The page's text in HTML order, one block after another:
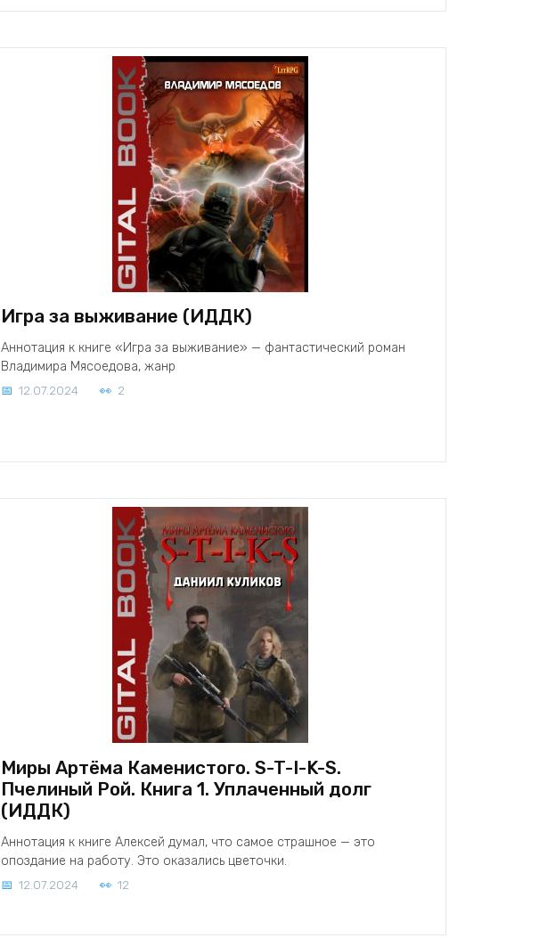
Игра за выживание (ИДДК)
Аннотация к книге «Игра за выживание» — фантастический роман
Владимира Мясоедова, жанр
12.07.2024 2
Миры Артёма Каменистого. S-T-I-K-S.
Пчелиный Рой. Книга 1. Уплаченный долг
(ИДДК)
Аннотация к книге Алексей думал, что самое страшное — это
опоздание на работу. Это оказались цветочки.
12.07.2024 12